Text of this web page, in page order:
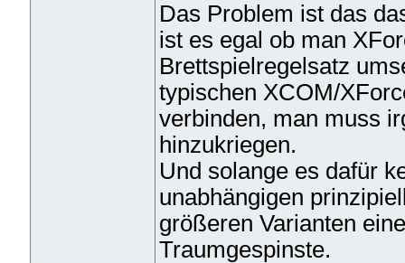
Das Problem ist das
ist es egal ob man
Brettspielregelsatz
typischen XCOM/
verbinden, man muss
hinzukriegen.
Und solange es dafür
unabhängigen
größeren Varianten
Traumgespinste.